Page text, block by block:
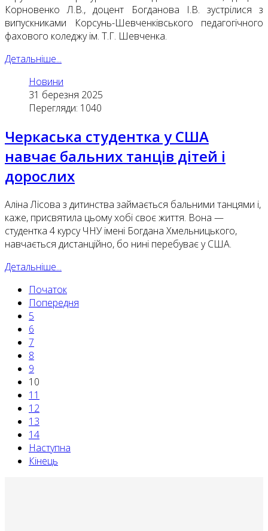
Корновенко Л.В., доцент Богданова І.В. зустрілися з
випускниками Корсунь-Шевченківського педагогічного
фахового коледжу ім. Т.Г. Шевченка.
Детальніше...
Новини
31 березня 2025
Перегляди: 1040
Черкаська студентка у США
навчає бальних танців дітей і
дорослих
Аліна Лісова з дитинства займається бальними танцями і,
каже, присвятила цьому хобі своє життя. Вона —
студентка 4 курсу ЧНУ імені Богдана Хмельницького,
навчається дистанційно, бо нині перебуває у США.
Детальніше...
Початок
Попередня
5
6
7
8
9
10
11
12
13
14
Наступна
Кінець